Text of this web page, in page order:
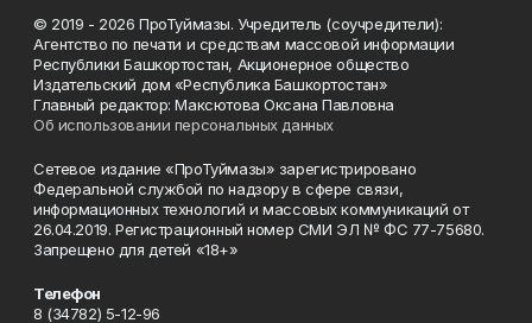
© 2019 - 2026 ПроТуймазы. Учредитель (соучредители):
Агентство по печати и средствам массовой информации
Республики Башкортостан, Акционерное общество
Издательский дом «Республика Башкортостан»
Главный редактор: Максютова Оксана Павловна
Об использовании персональных данных
Сетевое издание «ПроТуймазы» зарегистрировано
Федеральной службой по надзору в сфере связи,
информационных технологий и массовых коммуникаций от
26.04.2019. Регистрационный номер СМИ ЭЛ № ФС 77-75680.
Запрещено для детей «18+»
Телефон
8 (34782) 5-12-96